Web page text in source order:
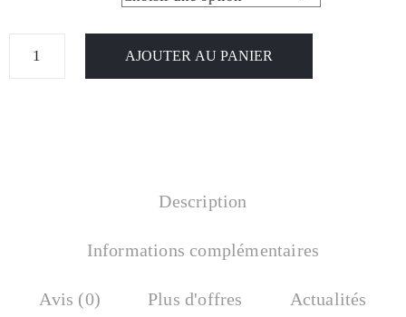
AJOUTER AU PANIER
Description
Informations complémentaires
Avis (0) Plus d'offres Actualités